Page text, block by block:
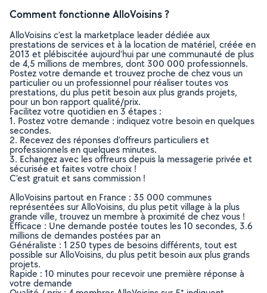
Comment fonctionne AlloVoisins ?
AlloVoisins c’est la marketplace leader dédiée aux
prestations de services et à la location de matériel, créée en
2013 et plébiscitée aujourd’hui par une communauté de plus
de 4,5 millions de membres, dont 300 000 professionnels.
Postez votre demande et trouvez proche de chez vous un
particulier ou un professionnel pour réaliser toutes vos
prestations, du plus petit besoin aux plus grands projets,
pour un bon rapport qualité/prix.
Facilitez votre quotidien en 3 étapes :
1. Postez votre demande : indiquez votre besoin en quelques
secondes.
2. Recevez des réponses d’offreurs particuliers et
professionnels en quelques minutes.
3. Echangez avec les offreurs depuis la messagerie privée et
sécurisée et faites votre choix !
C’est gratuit et sans commission !
AlloVoisins partout en France : 35 000 communes
représentées sur AlloVoisins, du plus petit village à la plus
grande ville, trouvez un membre à proximité de chez vous !
Efficace : Une demande postée toutes les 10 secondes, 3.6
millions de demandes postées par an
Généraliste : 1 250 types de besoins différents, tout est
possible sur AlloVoisins, du plus petit besoin aux plus grands
projets.
Rapide : 10 minutes pour recevoir une première réponse à
votre demande